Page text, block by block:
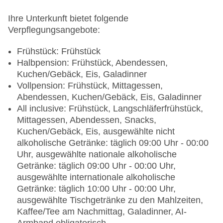
Haustiere nicht erlaubt
Tagungseinrichtungen: Konferenzräume: 1,
Tagungsequipment, Coffee Breaks: gegen
Gebühr
Gebäudeanzahl: 1, Etagen: 8, Zimmer: 485
Landeskategorie: 4 Sterne
Ihre Unterkunft bietet folgende
Verpflegungsangebote:
Frühstück: Frühstück
Halbpension: Frühstück, Abendessen,
Kuchen/Gebäck, Eis, Galadinner
Vollpension: Frühstück, Mittagessen,
Abendessen, Kuchen/Gebäck, Eis, Galadinner
All inclusive: Frühstück, Langschläferfrühstück,
Mittagessen, Abendessen, Snacks,
Kuchen/Gebäck, Eis, ausgewählte nicht
alkoholische Getränke: täglich 09:00 Uhr - 00:00
Uhr, ausgewählte nationale alkoholische
Getränke: täglich 09:00 Uhr - 00:00 Uhr,
ausgewählte internationale alkoholische
Getränke: täglich 10:00 Uhr - 00:00 Uhr,
ausgewählte Tischgetränke zu den Mahlzeiten,
Kaffee/Tee am Nachmittag, Galadinner, AI-